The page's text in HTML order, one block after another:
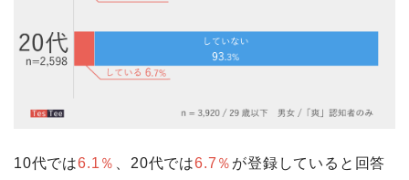
10代では6.1％ 、20代では6.7％ が登録していると回答